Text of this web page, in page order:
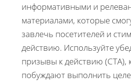
информативными и
материалами, которые
завлечь посетителей и
действию. Используйте
призывы к действию (CTA),
побуждают выполнить